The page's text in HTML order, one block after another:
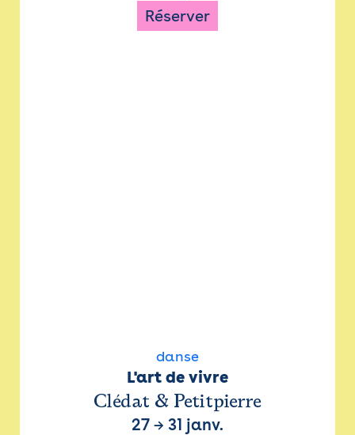
Réserver
danse
L'art de vivre
Clédat & Petitpierre
27 → 31 janv.